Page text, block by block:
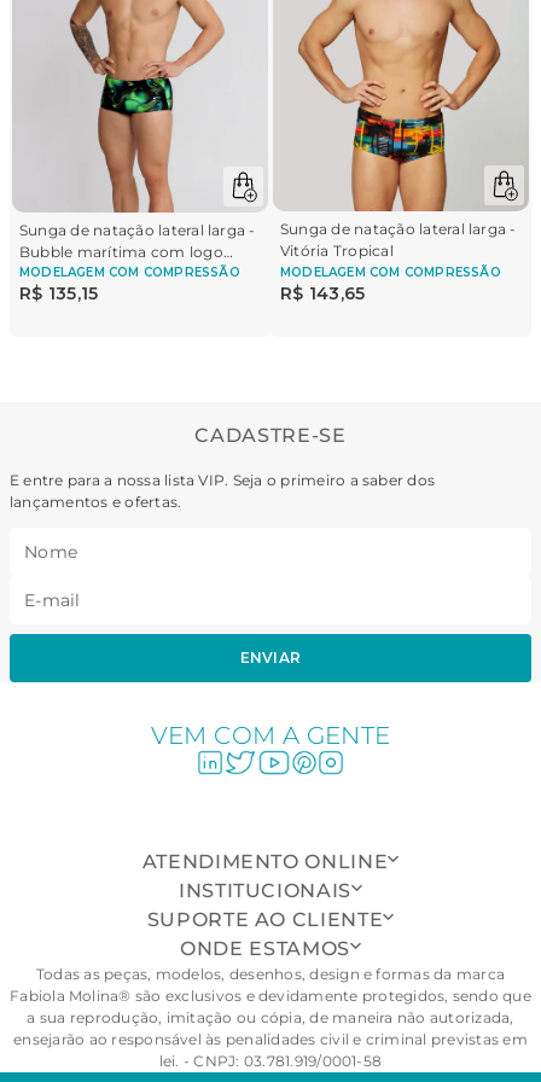
Sunga de natação lateral larga -
Bubble marítima com logo
Brasil
MODELAGEM COM COMPRESSÃO
R$ 135,15
Sunga de natação lateral larga -
Vitória Tropical
MODELAGEM COM COMPRESSÃO
R$ 143,65
CADASTRE-SE
E entre para a nossa lista VIP. Seja o primeiro a saber dos
lançamentos e ofertas.
ENVIAR
VEM COM A GENTE
ATENDIMENTO ONLINE
INSTITUCIONAIS
SUPORTE AO CLIENTE
ONDE ESTAMOS
Todas as peças, modelos, desenhos, design e formas da marca
Fabiola Molina® são exclusivos e devidamente protegidos, sendo que
a sua reprodução, imitação ou cópia, de maneira não autorizada,
ensejarão ao responsável às penalidades civil e criminal previstas em
lei. - CNPJ: 03.781.919/0001-58